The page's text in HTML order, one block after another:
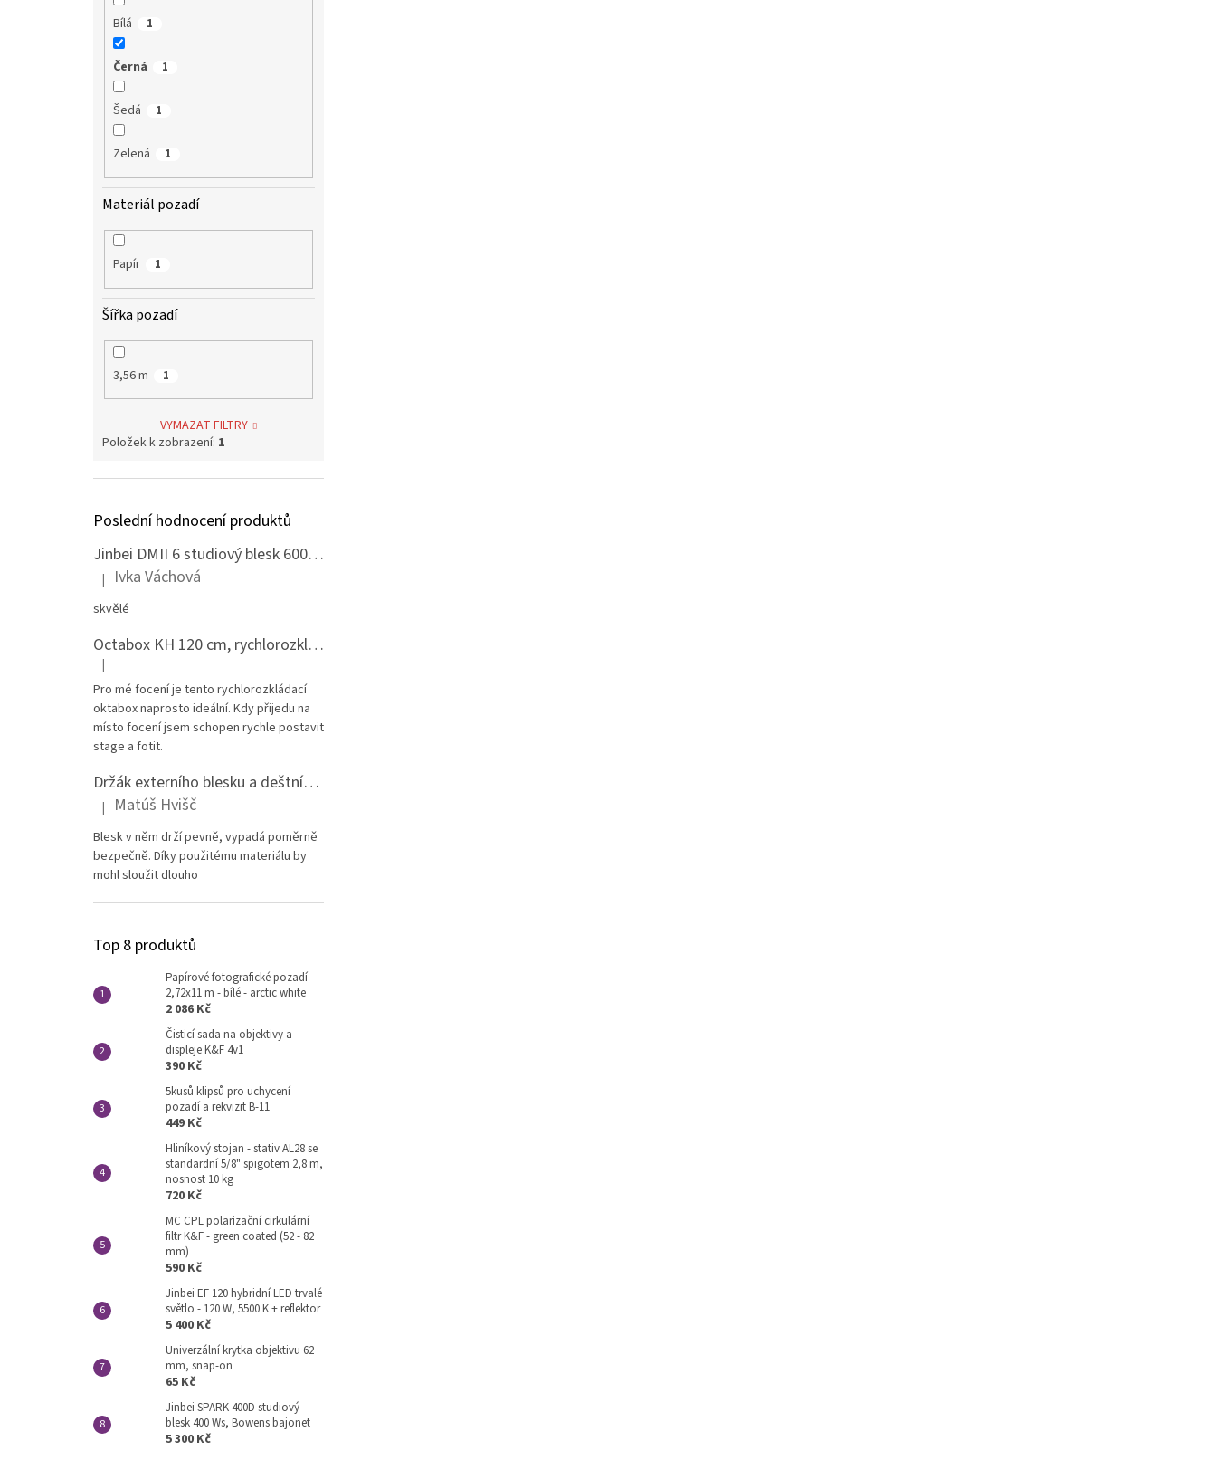
Bílá 1
Černá 1
Šedá 1
Zelená 1
Materiál pozadí
Papír 1
Šířka pozadí
3,56 m 1
VYMAZAT FILTRY
Položek k zobrazení: 1
Poslední hodnocení produktů
Jinbei DMII 6 studiový blesk 600 Ws, Bowens bajonet
Hodnocení produktu je 5 z 5 hvězdiček.
| Ivka Váchová
skvělé
Octabox KH 120 cm, rychlorozkládací s voštinou, adaptér Bowens
Hodnocení produktu je 5 z 5 hvězdiček.
|
Pro mé focení je tento rychlorozkládací
oktabox naprosto ideální. Kdy přijedu na
místo focení jsem schopen rychle postavit
stage a fotit.
Držák externího blesku a deštníku na stativ - celokovový
Hodnocení produktu je 5 z 5 hvězdiček.
| Matúš Hvišč
Blesk v něm drží pevně, vypadá poměrně
bezpečně. Díky použitému materiálu by
mohl sloužit dlouho
Top 8 produktů
Papírové fotografické pozadí
2,72x11 m - bílé - arctic white
2 086 Kč
Čisticí sada na objektivy a
displeje K&F 4v1
390 Kč
5kusů klipsů pro uchycení
pozadí a rekvizit B-11
449 Kč
Hliníkový stojan - stativ AL28 se
standardní 5/8" spigotem 2,8 m,
nosnost 10 kg
720 Kč
MC CPL polarizační cirkulární
filtr K&F - green coated (52 - 82
mm)
590 Kč
Jinbei EF 120 hybridní LED trvalé
světlo - 120 W, 5500 K + reflektor
5 400 Kč
Univerzální krytka objektivu 62
mm, snap-on
65 Kč
Jinbei SPARK 400D studiový
blesk 400 Ws, Bowens bajonet
5 300 Kč